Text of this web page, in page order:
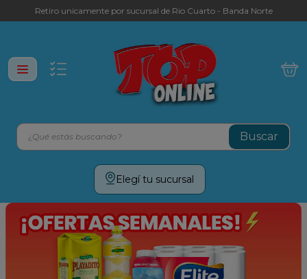
Retiro unicamente por sucursal de Rio Cuarto - Banda Norte
¿Qué estás buscando?
Elegí tu sucursal
Términos más buscados
yerba
aceite